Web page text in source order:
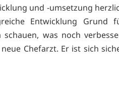
und -umsetzung
Entwicklung Grund
was noch
Chefarzt. Er ist sich